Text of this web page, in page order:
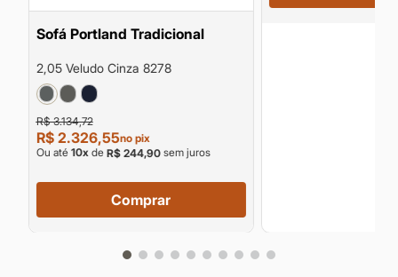
Sofá Portland Tradicional
2,05 Veludo Cinza 8278
R$ 3.134,72
R$ 2.326,55no pix
Ou até 10xde R$ 244,90sem juros
Comprar